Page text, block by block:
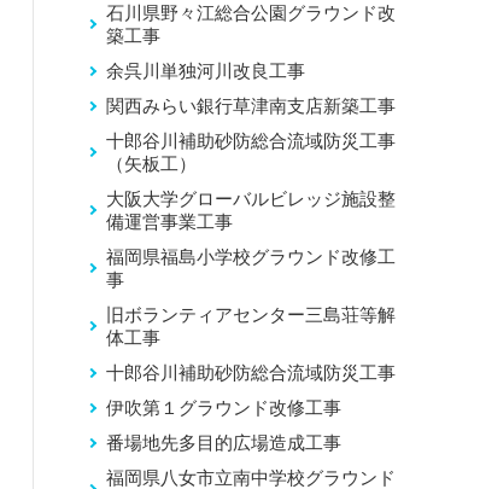
石川県野々江総合公園グラウンド改
築工事
余呉川単独河川改良工事
関西みらい銀行草津南支店新築工事
十郎谷川補助砂防総合流域防災工事
（矢板工）
大阪大学グローバルビレッジ施設整
備運営事業工事
福岡県福島小学校グラウンド改修工
事
旧ボランティアセンター三島荘等解
体工事
十郎谷川補助砂防総合流域防災工事
伊吹第１グラウンド改修工事
番場地先多目的広場造成工事
福岡県八女市立南中学校グラウンド